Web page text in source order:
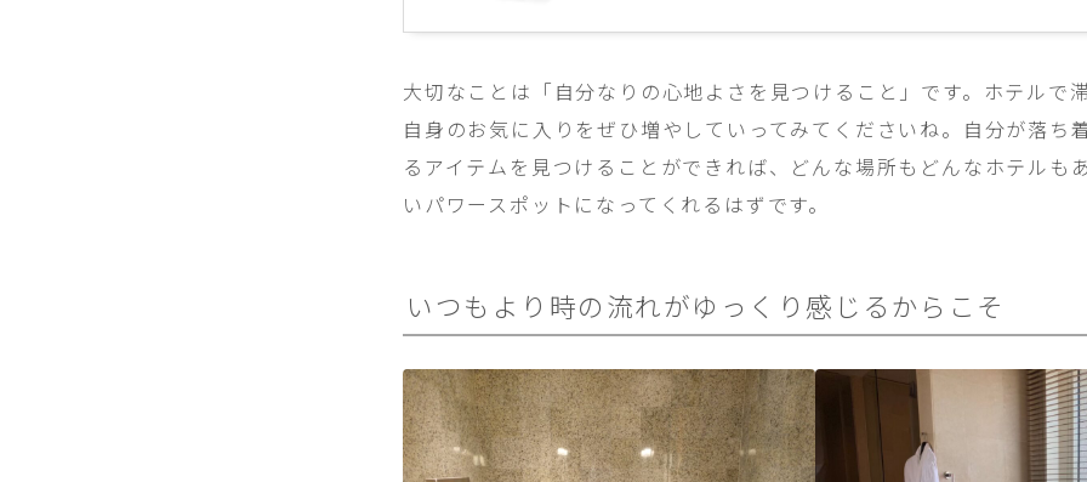
大切なことは「自分なりの心地よさを見つけること」です。ホテルで
自身のお気に入りをぜひ増やしていってみてくださいね。自分が落ち
るアイテムを見つけることができれば、どんな場所もどんなホテルも
いパワースポットになってくれるはずです。
いつもより時の流れがゆっくり感じるからこそ